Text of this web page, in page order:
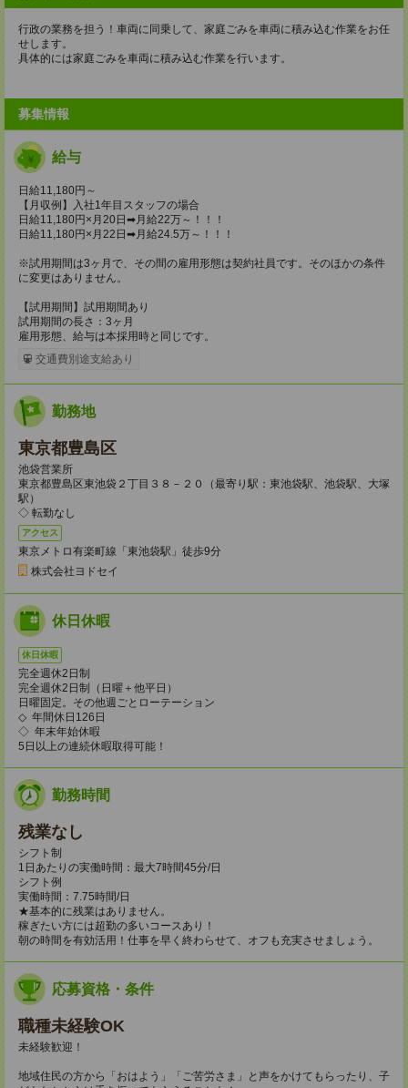
行政の業務を担う！車両に同乗して、家庭ごみを車両に積み込む作業をお任
せします。
具体的には家庭ごみを車両に積み込む作業を行います。
募集情報
給与
日給11,180円～
【月収例】入社1年目スタッフの場合
日給11,180円×月20日➡月給22万～！！！
日給11,180円×月22日➡月給24.5万～！！！
※試用期間は3ヶ月で、その間の雇用形態は契約社員です。そのほかの条件
に変更はありません。
【試用期間】試用期間あり
試用期間の長さ：3ヶ月
雇用形態、給与は本採用時と同じです。
交通費別途支給あり
勤務地
東京都豊島区
池袋営業所
東京都豊島区東池袋２丁目３８－２０（最寄り駅：東池袋駅、池袋駅、大塚
駅）
◇ 転勤なし
アクセス
東京メトロ有楽町線「東池袋駅」徒歩9分
株式会社ヨドセイ
休日休暇
休日休暇
完全週休2日制
完全週休2日制（日曜＋他平日）
日曜固定。その他週ごとローテーション
◇ 年間休日126日
◇ 年末年始休暇
5日以上の連続休暇取得可能！
勤務時間
残業なし
シフト制
1日あたりの実働時間：最大7時間45分/日
シフト例
実働時間：7.75時間/日
★基本的に残業はありません。
稼ぎたい方には超勤の多いコースあり！
朝の時間を有効活用！仕事を早く終わらせて、オフも充実させましょう。
応募資格・条件
職種未経験OK
未経験歓迎！
地域住民の方から「おはよう」「ご苦労さま」と声をかけてもらったり、子